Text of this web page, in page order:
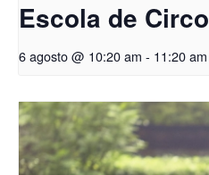
Escola de Circo
6 agosto @ 10:20 am - 11:20 am